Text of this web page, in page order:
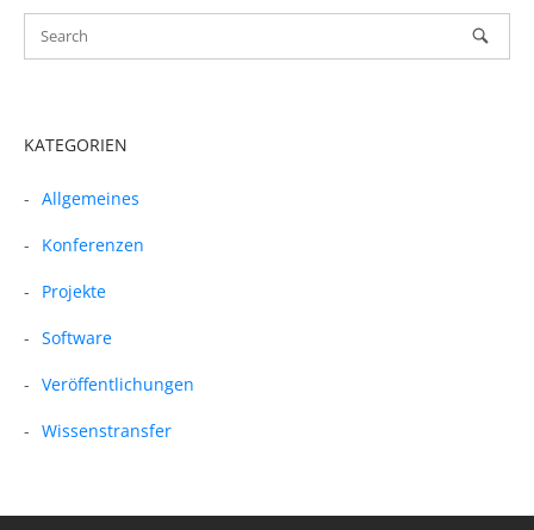
KATEGORIEN
Allgemeines
Konferenzen
Projekte
Software
Veröffentlichungen
Wissenstransfer